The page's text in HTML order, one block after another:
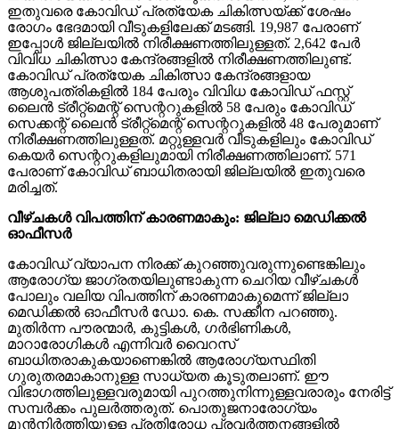
ഇതുവരെ കോവിഡ് പ്രത്യേക ചികിത്സയ്ക്ക് ശേഷം
രോഗം ഭേദമായി വീടുകളിലേക്ക് മടങ്ങി. 19,987 പേരാണ്
ഇപ്പോള്‍ ജില്ലയില്‍ നിരീക്ഷണത്തിലുള്ളത്. 2,642 പേര്‍
വിവിധ ചികിത്സാ കേന്ദ്രങ്ങളില്‍ നിരീക്ഷണത്തിലുണ്ട്.
കോവിഡ് പ്രത്യേക ചികിത്സാ കേന്ദ്രങ്ങളായ
ആശുപത്രികളില്‍ 184 പേരും വിവിധ കോവിഡ് ഫസ്റ്റ്
ലൈന്‍ ട്രീറ്റ്‌മെന്റ് സെന്ററുകളില്‍ 58 പേരും കോവിഡ്
സെക്കന്റ് ലൈന്‍ ട്രീറ്റ്‌മെന്റ് സെന്ററുകളില്‍ 48 പേരുമാണ്
നിരീക്ഷണത്തിലുള്ളത്. മറ്റുള്ളവര്‍ വീടുകളിലും കോവിഡ്
കെയര്‍ സെന്ററുകളിലുമായി നിരീക്ഷണത്തിലാണ്. 571
പേരാണ് കോവിഡ് ബാധിതരായി ജില്ലയില്‍ ഇതുവരെ
മരിച്ചത്.
വീഴ്ചകള്‍ വിപത്തിന് കാരണമാകും: ജില്ലാ മെഡിക്കല്‍
ഓഫീസര്‍
കോവിഡ് വ്യാപന നിരക്ക് കുറഞ്ഞുവരുന്നുണ്ടെങ്കിലും
ആരോഗ്യ ജാഗ്രതയിലുണ്ടാകുന്ന ചെറിയ വീഴ്ചകള്‍
പോലും വലിയ വിപത്തിന് കാരണമാകുമെന്ന് ജില്ലാ
മെഡിക്കല്‍ ഓഫീസര്‍ ഡോ. കെ. സക്കീന പറഞ്ഞു.
മുതിര്‍ന്ന പൗരന്മാര്‍, കുട്ടികള്‍, ഗര്‍ഭിണികള്‍,
മാറാരോഗികള്‍ എന്നിവര്‍ വൈറസ്
ബാധിതരാകുകയാണെങ്കില്‍ ആരോഗ്യസ്ഥിതി
ഗുരുതരമാകാനുള്ള സാധ്യത കൂടുതലാണ്. ഈ
വിഭാഗത്തിലുള്ളവരുമായി പുറത്തുനിന്നുള്ളവരാരും നേരിട്ട്
സമ്പര്‍ക്കം പുലര്‍ത്തരുത്. പൊതുജനാരോഗ്യം
മുന്‍നിര്‍ത്തിയുള്ള പ്രതിരോധ പ്രവര്‍ത്തനങ്ങളില്‍